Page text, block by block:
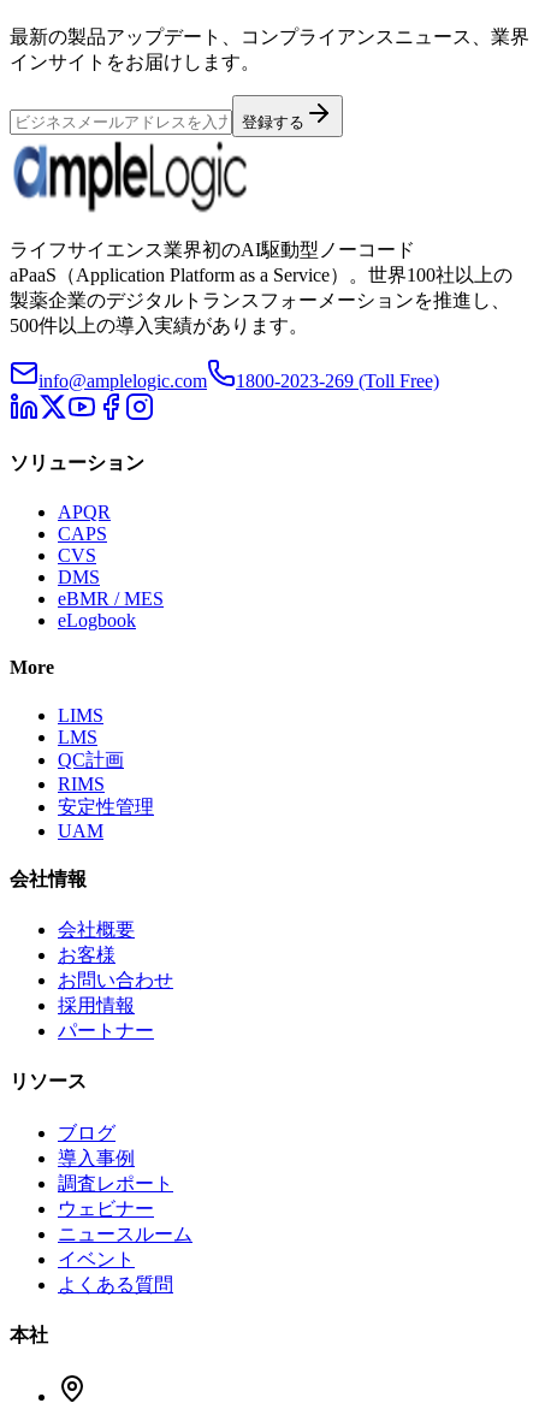
最新の製品アップデート、コンプライアンスニュース、業界
インサイトをお届けします。
登録する
ライフサイエンス業界初のAI駆動型ノーコード
aPaaS（Application Platform as a Service）。世界100社以上の
製薬企業のデジタルトランスフォーメーションを推進し、
500件以上の導入実績があります。
info@amplelogic.com 1800-2023-269 (Toll Free)
ソリューション
APQR
CAPS
CVS
DMS
eBMR / MES
eLogbook
More
LIMS
LMS
QC計画
RIMS
安定性管理
UAM
会社情報
会社概要
お客様
お問い合わせ
採用情報
パートナー
リソース
ブログ
導入事例
調査レポート
ウェビナー
ニュースルーム
イベント
よくある質問
本社